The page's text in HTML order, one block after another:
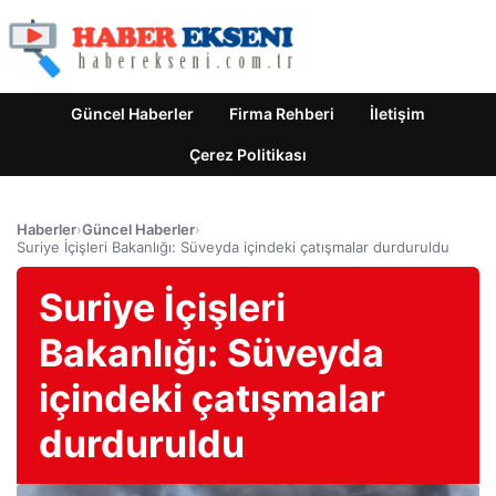
Güncel Haberler Firma Rehberi İletişim
Çerez Politikası
Haberler›Güncel Haberler›
Suriye İçişleri Bakanlığı: Süveyda içindeki çatışmalar durduruldu
Suriye İçişleri
Bakanlığı: Süveyda
içindeki çatışmalar
durduruldu